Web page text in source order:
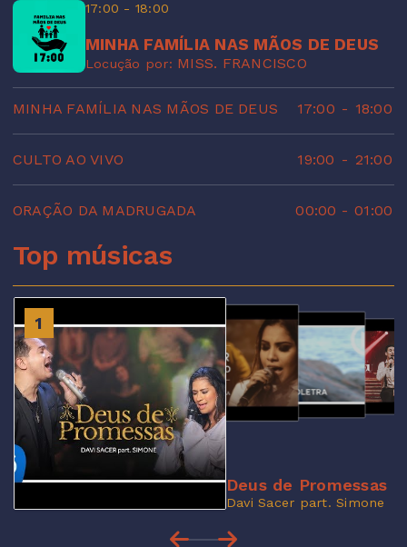
17:00 - 18:00
MINHA FAMÍLIA NAS MÃOS DE DEUS
Locução por: MISS. FRANCISCO
MINHA FAMÍLIA NAS MÃOS DE DEUS 17:00 - 18:00
CULTO AO VIVO 19:00 - 21:00
ORAÇÃO DA MADRUGADA 00:00 - 01:00
Top músicas
1
Deus de Promessas
Davi Sacer part. Simone
3